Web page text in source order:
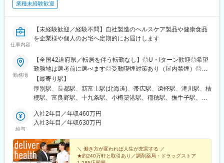
変更の範囲：会社の定める業務
駅、幸浦駅、緑町駅、堀ノ内駅、蘇我駅、清水駅(愛知県)、烏森
(鹿児島県)
業種未経験歓迎
仕事内容
【未経験歓迎／経験不問】自社製造のヘルスケア製品や健康食品
を企業様や個人のお宅へ定期的にお届けします
勤務地
【全国42道府県／転居を伴う転勤なし】◎U・Iターン歓迎◎希望
勤務地は選考前に選べます◎受動喫煙対策あり（屋内禁煙）◎オ
ンライン面接実施中■北海道・東北北海道／青森／岩手／秋田／山
形／福島■関東茨城／栃木／群馬／神奈川／埼玉／千葉■北陸・甲
信越新潟／富山／石川／福井／長野／山梨■東海静岡／愛知／三重
広島／島根／岡山／山口／徳島／愛媛／香川■九州・沖縄福岡／大
分／宮崎／鹿児島／熊本／長崎／沖縄＜オンライン面接実施中＞
岡県静岡県島田市道悦3-14-2三島営業所：静岡県田方郡函南町肥
田字南中道476中津川営業所：岐阜県中津川市中津川字大西667-1
田辺営業所：和歌山県田辺市三栖字三反田130-5京都北営業所：京
【最寄り駅】
厚別駅、長都駅、新富士駅(北海道)、帯広駅、遠軽駅、滝川駅、桔
梗駅、富良野駅、十九条駅、小樽築港駅、稲穂駅、撫牛子駅、羽
鹿島神宮駅、大宝駅、土浦駅、後台駅、黒磯駅、上今市駅、渋川
駅、太田駅(群馬県)、大森台駅、青堀駅、南与野駅、武蔵高萩駅、
駅、砺波駅、片原町駅(富山県)、速星駅、春江駅、水落駅、しんざ
駅、上越妙高駅、信州中野駅、附属中学前駅、切石駅、岩村田
駅、西上田駅、酒折駅、禾生駅、富士駅、古庄駅、半田駅、荒子
給与
入社2年目／年収460万円
入社3年目／年収630万円
＼ 働き方が変われば人生が充実する ／
★約240万軒と取引あり／調剤薬局・ドラッグストア